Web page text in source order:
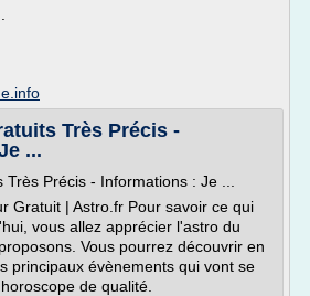
Très Précis -
...
Précis - Informations : Je ...
Gratuit | Astro.fr Pour savoir ce qui
vous allez apprécier l'astro du
Vous pourrez découvrir en
principaux évènements qui vont se
de qualité.